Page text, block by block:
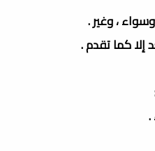
، وغير .
إلا كما تقدم .
.